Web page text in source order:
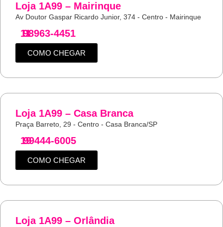
Loja 1A99 – Mairinque
Av Doutor Gaspar Ricardo Junior, 374 - Centro - Mairinque
11
98963-4451
COMO CHEGAR
Loja 1A99 – Casa Branca
Praça Barreto, 29 - Centro - Casa Branca/SP
19
99444-6005
COMO CHEGAR
Loja 1A99 – Orlândia